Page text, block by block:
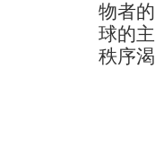
物者
球的
秩序